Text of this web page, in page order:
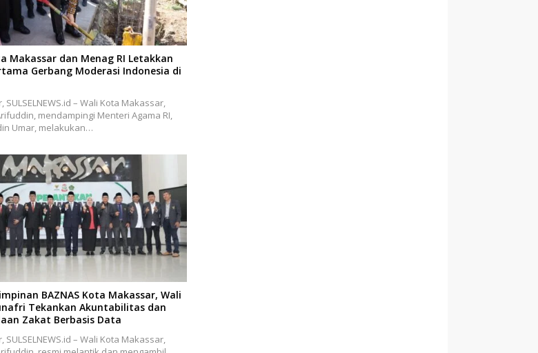
Makassar dan Menag RI Letakkan
Gerbang Moderasi Indonesia di
SULSELNEWS.id – Wali Kota Makassar,
mendampingi Menteri Agama RI,
Umar, melakukan…
BAZNAS Kota Makassar, Wali
Tekankan Akuntabilitas dan
Zakat Berbasis Data
SULSELNEWS.id – Wali Kota Makassar,